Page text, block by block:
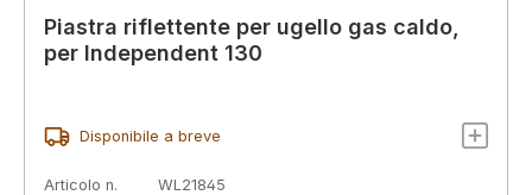
Piastra riflettente per ugello gas caldo,
per Independent 130
Disponibile a breve
Articolo n.
WL21845